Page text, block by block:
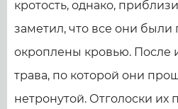
кротость, однако,
заметил, что все они
окроплены кровью. После
трава, по которой они
нетронутой. Отголоски их